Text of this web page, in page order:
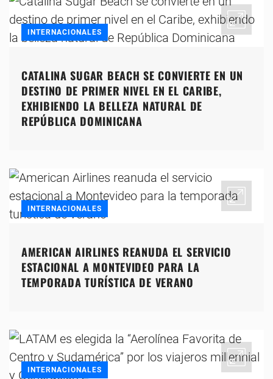
INTERNACIONALES
CATALINA SUGAR BEACH SE CONVIERTE EN UN
DESTINO DE PRIMER NIVEL EN EL CARIBE,
EXHIBIENDO LA BELLEZA NATURAL DE
REPÚBLICA DOMINICANA
INTERNACIONALES
AMERICAN AIRLINES REANUDA EL SERVICIO
ESTACIONAL A MONTEVIDEO PARA LA
TEMPORADA TURÍSTICA DE VERANO
INTERNACIONALES